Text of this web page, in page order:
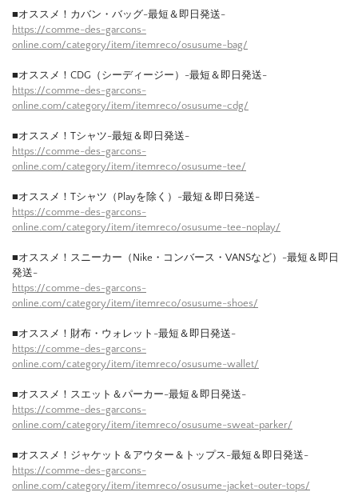
■オススメ！カバン・バッグ-最短＆即日発送-
https://comme-des-garcons-
online.com/category/item/itemreco/osusume-bag/
■オススメ！CDG（シーディージー）-最短＆即日発送-
https://comme-des-garcons-
online.com/category/item/itemreco/osusume-cdg/
■オススメ！Tシャツ-最短＆即日発送-
https://comme-des-garcons-
online.com/category/item/itemreco/osusume-tee/
■オススメ！Tシャツ（Playを除く）-最短＆即日発送-
https://comme-des-garcons-
online.com/category/item/itemreco/osusume-tee-noplay/
■オススメ！スニーカー（Nike・コンバース・VANSなど）-最短＆即日
発送-
https://comme-des-garcons-
online.com/category/item/itemreco/osusume-shoes/
■オススメ！財布・ウォレット-最短＆即日発送-
https://comme-des-garcons-
online.com/category/item/itemreco/osusume-wallet/
■オススメ！スエット＆パーカー-最短＆即日発送-
https://comme-des-garcons-
online.com/category/item/itemreco/osusume-sweat-parker/
■オススメ！ジャケット＆アウター＆トップス-最短＆即日発送-
https://comme-des-garcons-
online.com/category/item/itemreco/osusume-jacket-outer-tops/